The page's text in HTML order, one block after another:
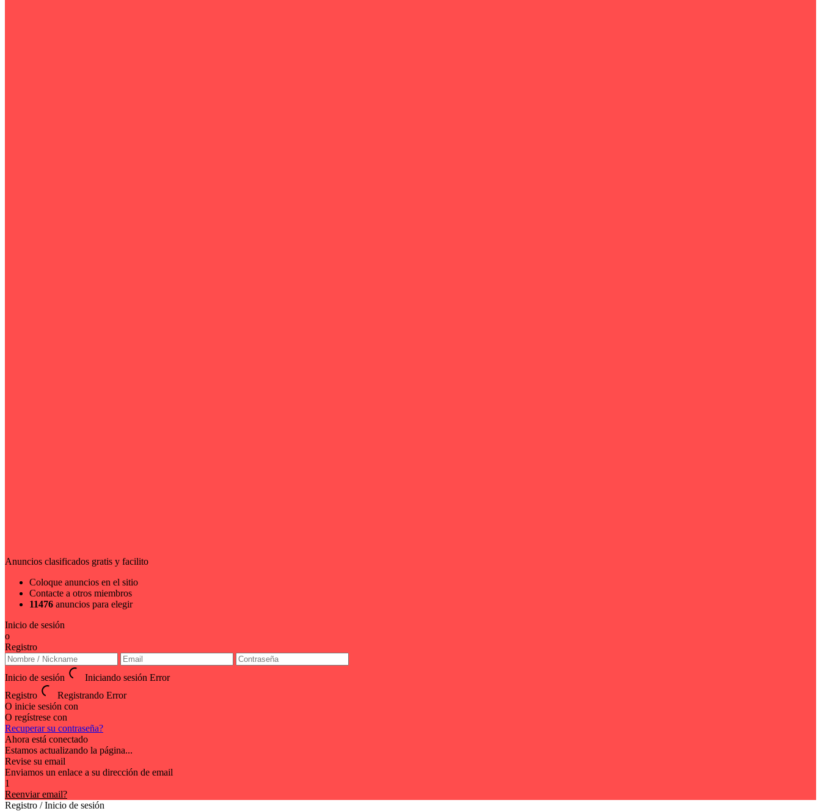
Anuncios clasificados gratis y facilito
Coloque anuncios en el sitio
Contacte a otros miembros
11476 anuncios para elegir
Inicio de sesión
o
Registro
Inicio de sesión Iniciando sesión Error
Registro
Registrando Error
O inicie sesión con
O regístrese con
Recuperar su contraseña?
Ahora está conectado
Estamos actualizando la página...
Revise su email
Enviamos un enlace a su dirección de email
1
Reenviar email?
Registro / Inicio de sesión